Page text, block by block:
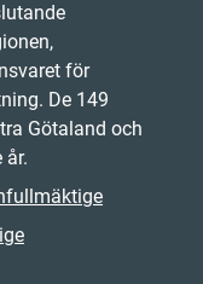
för
De 149
Götaland och
år.